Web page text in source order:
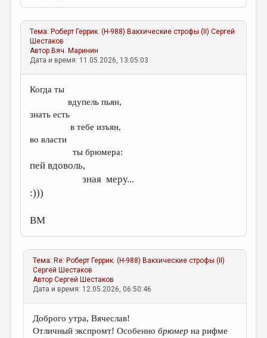
Тема: Роберт Геррик. (Н-988) Вакхические строфы (II) Сергей
Шестаков
Автор Вяч. Маринин
Дата и время: 11.05.2026, 13:05:03
Когда ты
вдупель пьян,
знать есть
в тебе изъян,
во власти
ты брюмера:
пей вдоволь,
зная меру...
:)))
ВМ
Тема: Re: Роберт Геррик. (Н-988) Вакхические строфы (II)
Сергей Шестаков
АвторСергей Шестаков
Дата и время: 12.05.2026, 06:50:46
Доброго утра, Вячеслав!
Отличный экспромт! Особеннобрюмер на рифме